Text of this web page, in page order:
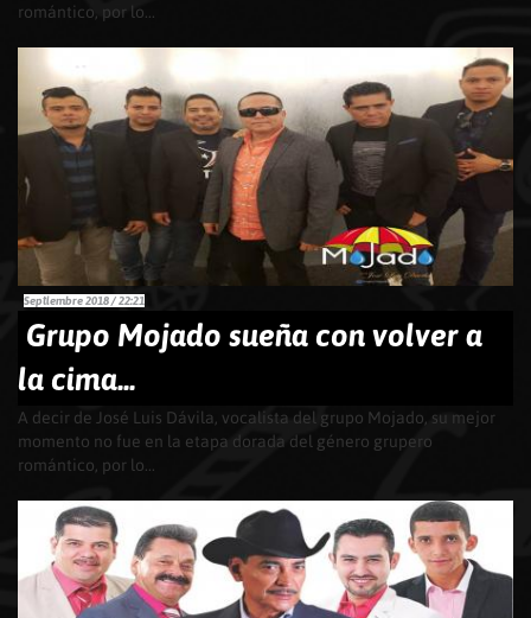
romántico, por lo...
Septiembre 2018 / 22:21
Grupo Mojado sueña con volver a
la cima...
A decir de José Luis Dávila, vocalista del grupo Mojado, su mejor
momento no fue en la etapa dorada del género grupero
romántico, por lo...